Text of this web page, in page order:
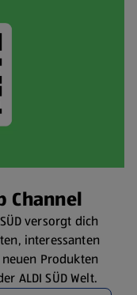
Channel
versorgt dich
interessanten
Produkten
ALDI SÜD Welt.